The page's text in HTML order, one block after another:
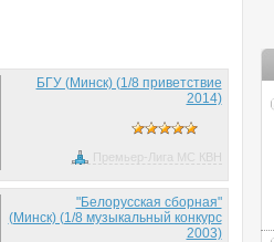
БГУ (Минск) (1/8 приветствие
2014)
Премьер-Лига МС КВН
"Белорусская сборная"
(Минск) (1/8 музыкальный конкурс
2003)